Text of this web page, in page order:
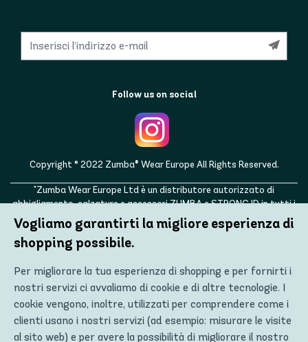
Follow us on social
Copyright © 2022 Zumba® Wear Europe All Rights Reserved.
"Zumba Wear Europe Ltd è un distributore autorizzato di
abbigliamento, calzature e accessori ZUMBA e STRONG ID in tutti i
paesi europei, nonché nel Regno Unito, Norvegia, Svizzera, Islanda,
Ucraina, Moldavia, Turchia, Russia. ZUMBA, STRONG ID e i loghi
ZUMBA e STRONG ID sono marchi registrati di Zumba Fitness, LLC e
Vogliamo garantirti la migliore esperienza di
shopping possibile.
Per migliorare la tua esperienza di shopping e per fornirti i
nostri servizi ci avvaliamo di cookie e di altre tecnologie. I
cookie vengono, inoltre, utilizzati per comprendere come i
clienti usano i nostri servizi (ad esempio: misurare le visite
al sito web) e per avere la possibilità di migliorare il nostro